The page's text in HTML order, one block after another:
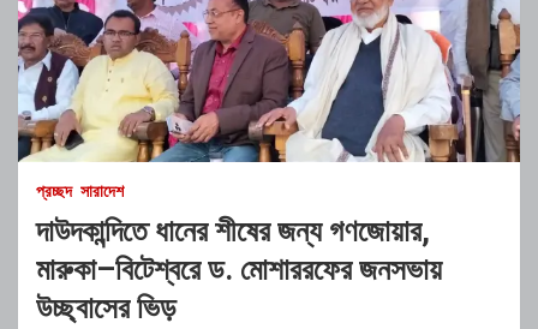
প্রচ্ছদ সারাদেশ
দাউদকান্দিতে ধানের শীষের জন্য গণজোয়ার,
মারুকা–বিটেশ্বরে ড. মোশাররফের জনসভায়
উচ্ছ্বাসের ভিড়